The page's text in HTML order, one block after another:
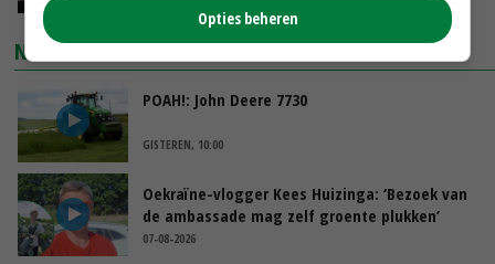
NIEUWSTE VIDEO'S
POAH!: John Deere 7730
GISTEREN, 10:00
Oekraïne-vlogger Kees Huizinga: ‘Bezoek van
de ambassade mag zelf groente plukken’
07-08-2026
Opties beheren